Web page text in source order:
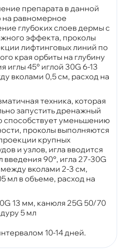
препарата в данной
на равномерное
глубоких слоев дермы с
эффекта, проколы
лифтинговых линий по
края орбиты на глубину
иглы 45° иглой 30G 6-13
вколами 0,5 см, расход на
техника, которая
запустить дренажный
способствует уменьшению
проколы выполняются
крупных
и узлов, игла вводится
введения 90°, игла 27-30G
вколами 2-3 см,
мл в объеме, расход на
13 мм, канюля 25G 50/70
5 мл
10-14 дней.